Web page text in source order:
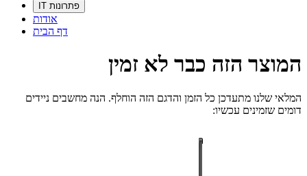
פתרונות IT
אודות
דף הבית
המוצר הזה כבר לא זמין
המלאי שלנו מתעדכן כל הזמן והדגם הזה הוחלף. הנה מחשבים ניידים
דומים שזמינים עכשיו: